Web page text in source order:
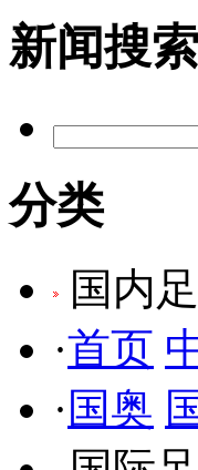
新闻搜索
分类
国内
·首页
· 国奥